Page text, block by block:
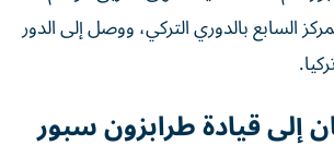
في المركز السابع بالدوري التركي، ووصل إلى الدور
إلى قيادة طرابزون سبور